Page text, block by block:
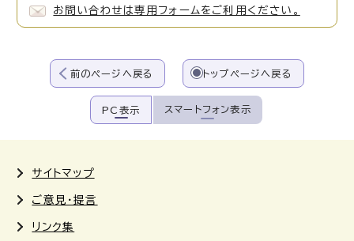
お問い合わせは専用フォームをご利用ください。
前のページへ戻る トップページへ戻る
PC表示 スマートフォン表示
サイトマップ
ご意見・提言
リンク集